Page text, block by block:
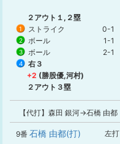
２アウト１,２塁
1 ストライク 0-1
2 ボール 1-1
3 ボール 2-1
4
右３
+2 (勝股優,河村)
２アウト３塁
【代打】森田 銀河→石橋 由都
9番 石橋 由都(打) 左打